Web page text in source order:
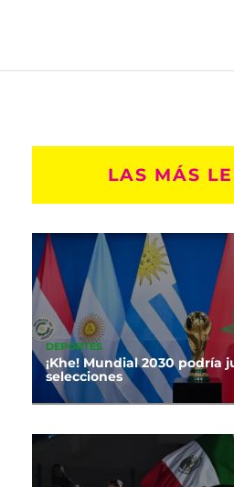
LAS MÁS
DEPORTES
¡Khe! Mundial 2030 podría
selecciones